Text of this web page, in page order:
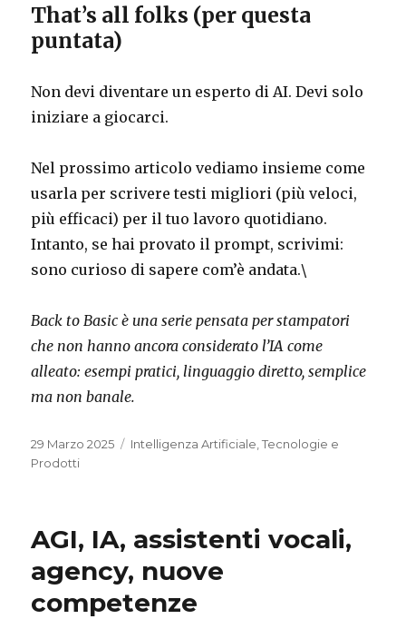
That’s all folks (per questa
puntata)
Non devi diventare un esperto di AI. Devi solo
iniziare a giocarci.
Nel prossimo articolo vediamo insieme come
usarla per scrivere testi migliori (più veloci,
più efficaci) per il tuo lavoro quotidiano.
Intanto, se hai provato il prompt, scrivimi:
sono curioso di sapere com’è andata.\
Back to Basic è una serie pensata per stampatori
che non hanno ancora considerato l’IA come
alleato: esempi pratici, linguaggio diretto, semplice
ma non banale.
Pubblicato
il
29 Marzo 2025 Categorie
Intelligenza Artificiale ,Tecnologie e
Prodotti
AGI, IA, assistenti vocali,
agency, nuove
competenze